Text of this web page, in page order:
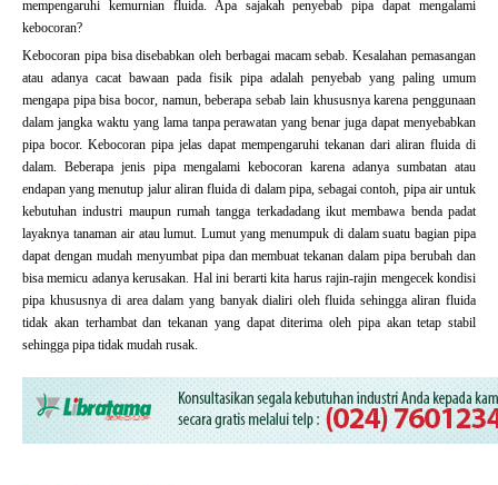
mempengaruhi kemurnian fluida. Apa sajakah penyebab pipa dapat mengalami
kebocoran?
Kebocoran pipa bisa disebabkan oleh berbagai macam sebab. Kesalahan pemasangan
atau adanya cacat bawaan pada fisik pipa adalah penyebab yang paling umum
mengapa pipa bisa bocor, namun, beberapa sebab lain khususnya karena penggunaan
dalam jangka waktu yang lama tanpa perawatan yang benar juga dapat menyebabkan
pipa bocor. Kebocoran pipa jelas dapat mempengaruhi tekanan dari aliran fluida di
dalam. Beberapa jenis pipa mengalami kebocoran karena adanya sumbatan atau
endapan yang menutup jalur aliran fluida di dalam pipa, sebagai contoh, pipa air untuk
kebutuhan industri maupun rumah tangga terkadadang ikut membawa benda padat
layaknya tanaman air atau lumut. Lumut yang menumpuk di dalam suatu bagian pipa
dapat dengan mudah menyumbat pipa dan membuat tekanan dalam pipa berubah dan
bisa memicu adanya kerusakan. Hal ini berarti kita harus rajin-rajin mengecek kondisi
pipa khususnya di area dalam yang banyak dialiri oleh fluida sehingga aliran fluida
tidak akan terhambat dan tekanan yang dapat diterima oleh pipa akan tetap stabil
sehingga pipa tidak mudah rusak.